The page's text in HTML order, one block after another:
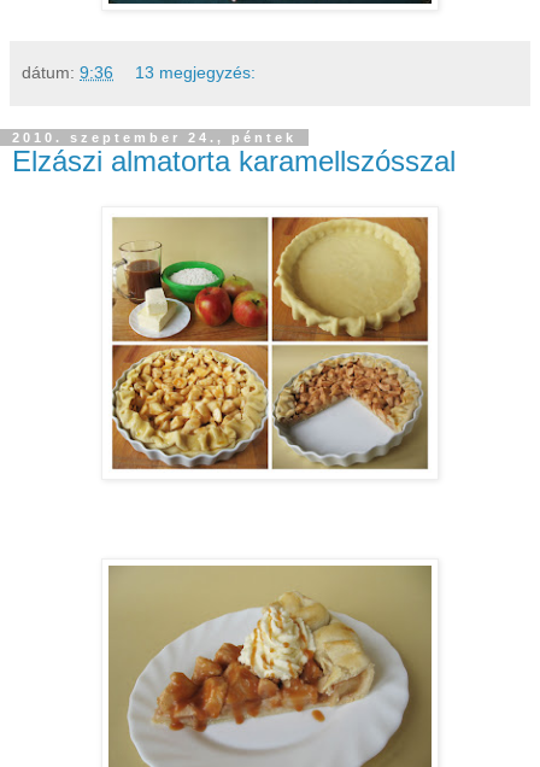
dátum: 9:36 13 megjegyzés:
2010. szeptember 24., péntek
Elzászi almatorta karamellszósszal